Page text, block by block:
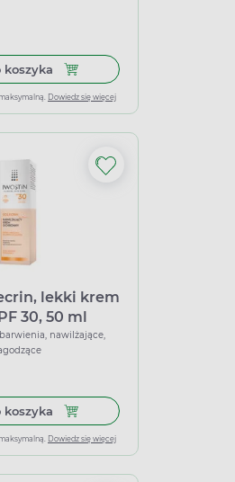
125 mlemulsja ochronna SPF 30, 30 ml
koszyka Dodaj do koszyka Iwostin
Dowiedz się więcej
ochronna o smaku gumy
lekki krem
30, 50 ml
nawilżające,
koszyka Dodaj do koszyka Iwostin
Dowiedz się więcej